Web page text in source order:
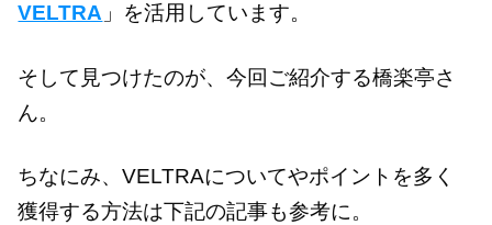
VELTRA 」を活用しています。
そして見つけたのが、今回ご紹介する橋楽亭さ
ん。
ちなにみ、VELTRAについてやポイントを多く
獲得する方法は下記の記事も参考に。